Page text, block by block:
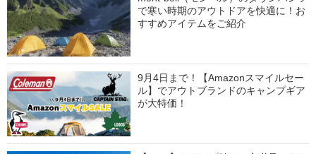
で寒い時期のアウトドアを快適に！お
すすめアイテムをご紹介
9月4日まで！【Amazonスマイルセー
ル】でアウトブランドのキャンプギア
が大特価！